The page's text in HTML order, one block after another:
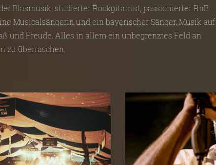
Blasmusik, studierter Rockgitarrist, passionierter RnB
Musicalsängerin und ein bayerischer Sänger. Musik auf
und Freude. Alles in allem ein unbegrenztes Feld an
zu überraschen.